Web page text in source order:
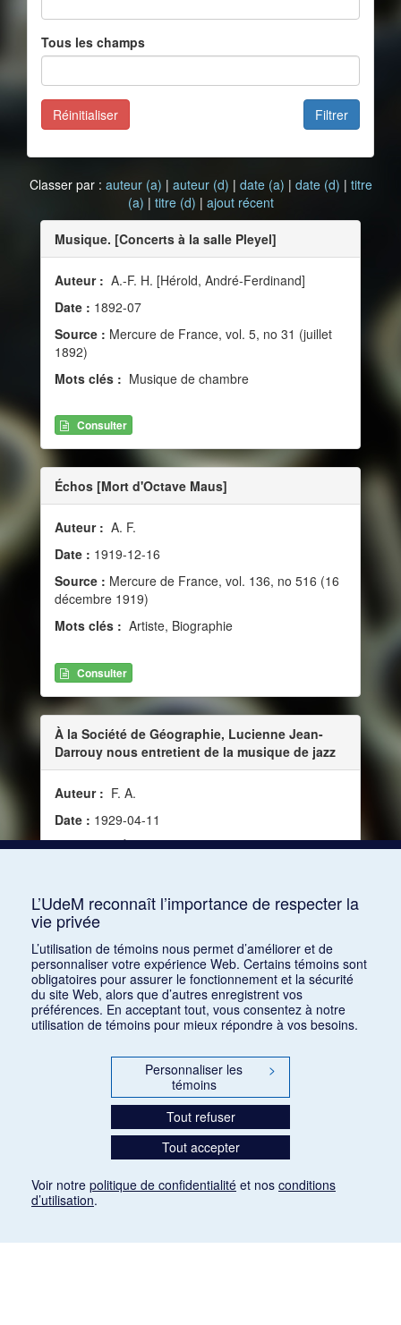
Tous les champs
Filtrer
Réinitialiser
Classer par : auteur (a) | auteur (d) | date (a) | date (d) | titre
(a) | titre (d) | ajout récent
Musique. [Concerts à la salle Pleyel]
Auteur : A.-F. H. [Hérold, André-Ferdinand]
Date : 1892-07
Source : Mercure de France, vol. 5, no 31 (juillet
1892)
Mots clés : Musique de chambre
Consulter
Échos [Mort d'Octave Maus]
Auteur : A. F.
Date : 1919-12-16
Source : Mercure de France, vol. 136, no 516 (16
décembre 1919)
Mots clés : Artiste, Biographie
Consulter
À la Société de Géographie, Lucienne Jean-
Darrouy nous entretient de la musique de jazz
Auteur : F. A.
Date : 1929-04-11
Source :L'Écho d’Alger, vol. 18, no 7125 (11 avril
L’UdeM reconnaît l’importance de respecter la
vie privée
L’utilisation de témoins nous permet d’améliorer et de
personnaliser votre expérience Web. Certains témoins sont
obligatoires pour assurer le fonctionnement et la sécurité
du site Web, alors que d’autres enregistrent vos
préférences. En acceptant tout, vous consentez à notre
utilisation de témoins pour mieux répondre à vos besoins.
Personnaliser les
témoins
>
Tout refuser
Tout accepter
Voir notre politique de confidentialité et nos conditions
d’utilisation.